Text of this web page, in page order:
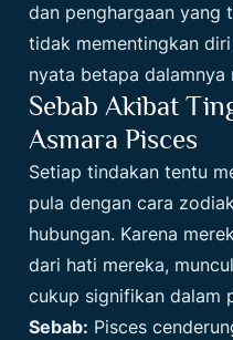
dan penghargaan yang
tidak mementingkan
nyata betapa dalamnya
Sebab Akibat
Asmara Pisces
Setiap tindakan tentu
pula dengan cara
hubungan. Karena
dari hati mereka,
cukup signifikan dalam
Sebab: Pisces